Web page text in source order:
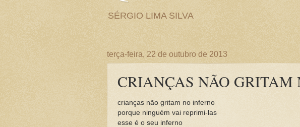
SÉRGIO LIMA SILVA
terça-feira, 22 de outubro de 2013
CRIANÇAS NÃO GRITAM
crianças não gritam no inferno
porque ninguém vai reprimi-las
esse é o seu inferno